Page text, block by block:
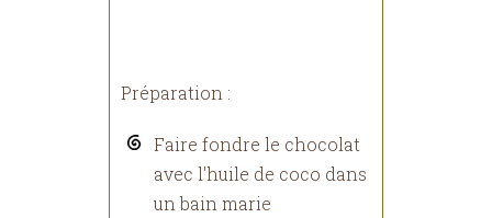
Préparation :
Faire fondre le chocolat
avec l'huile de coco dans
un bain marie